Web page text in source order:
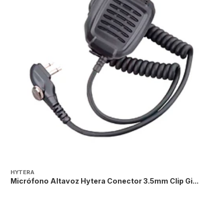
HYTERA
Micrófono Altavoz Hytera Conector 3.5mm Clip Gi...